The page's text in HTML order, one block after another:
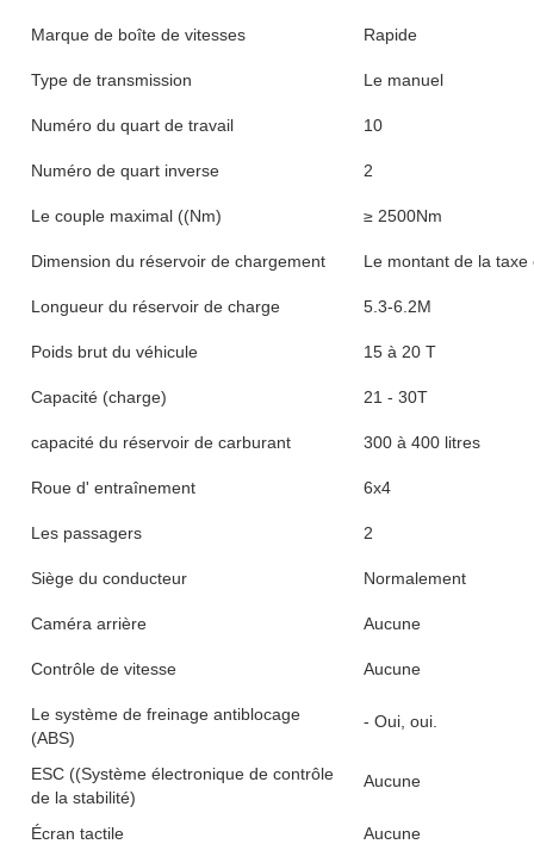
Marque de boîte de vitesses Rapide
Type de transmission Le manuel
Numéro du quart de travail 10
Numéro de quart inverse 2
Le couple maximal ((Nm) ≥ 2500Nm
Dimension du réservoir de chargement Le montant de la
Longueur du réservoir de charge 5.3-6.2M
Poids brut du véhicule 15 à 20 T
Capacité (charge) 21 - 30T
capacité du réservoir de carburant 300 à 400 litres
Roue d' entraînement 6x4
Les passagers 2
Siège du conducteur Normalement
Caméra arrière Aucune
Contrôle de vitesse Aucune
Le système de freinage antiblocage
(ABS)
- Oui, oui.
ESC ((Système électronique de contrôle
de la stabilité)
Aucune
Écran tactile Aucune